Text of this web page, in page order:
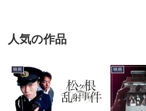
人気の作品
映画 映画